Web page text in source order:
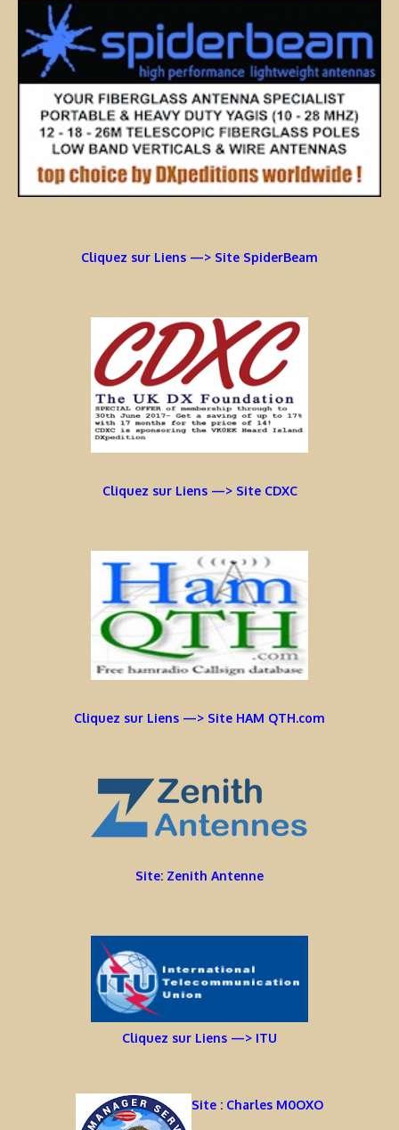
Cliquez sur Liens —> Site SpiderBeam
Cliquez sur Liens —> Site CDXC
Cliquez sur Liens —> Site HAM QTH.com
Site: Zenith Antenne
Cliquez sur Liens —> ITU
Site : Charles M0OXO